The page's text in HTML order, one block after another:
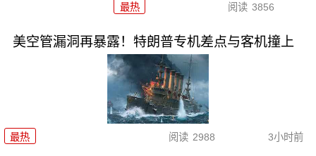
最热 阅读 3856
美空管漏洞再暴露！特朗普专机差点与客机撞上
最热 阅读 2988 3小时前